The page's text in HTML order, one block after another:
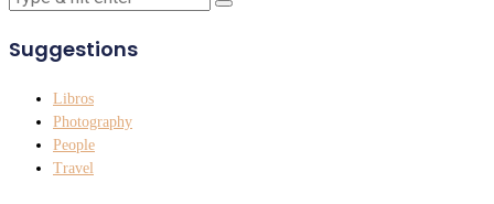
Suggestions
Libros
Photography
People
Travel